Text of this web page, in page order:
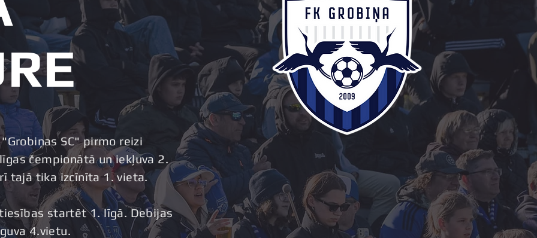
SC" pirmo reizi
čempionātā un iekļuva 2.
tajā tika izcīnīta 1. vieta.
startēt 1. līgā. Debijas
4.vietu.